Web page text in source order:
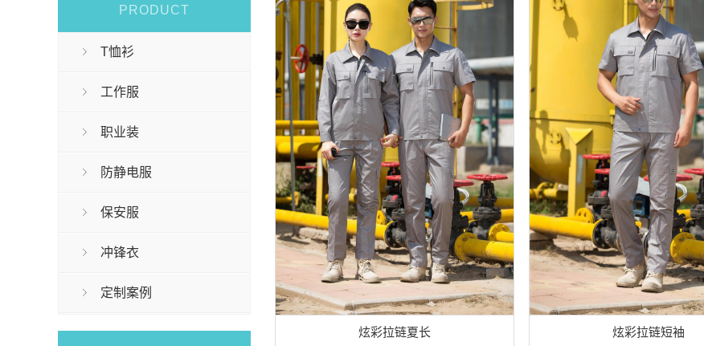
PRODUCT
T恤衫
工作服
职业装
防静电服
保安服
冲锋衣
定制案例
炫彩拉链夏长 炫彩拉链短袖